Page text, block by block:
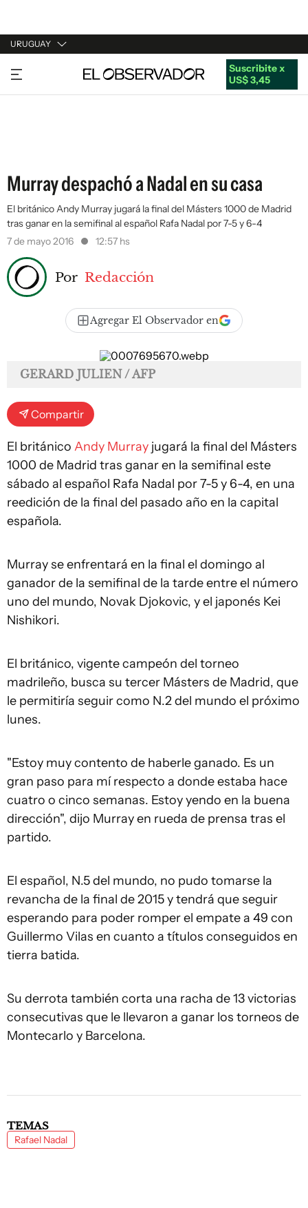
URUGUAY
URUGUAY
ARGENTINA
Suscribite x
US$ 3,45
Murray despachó a Nadal en su casa
El británico Andy Murray jugará la final del Másters 1000 de Madrid
tras ganar en la semifinal al español Rafa Nadal por 7-5 y 6-4
7 de mayo 2016
12:57 hs
Por Redacción
Agregar El Observador en
GERARD JULIEN / AFP
Compartir
El británico Andy Murray jugará la final del Másters
1000 de Madrid tras ganar en la semifinal este
sábado al español Rafa Nadal por 7-5 y 6-4, en una
reedición de la final del pasado año en la capital
española.
Murray se enfrentará en la final el domingo al
ganador de la semifinal de la tarde entre el número
uno del mundo, Novak Djokovic, y el japonés Kei
Nishikori.
El británico, vigente campeón del torneo
madrileño, busca su tercer Másters de Madrid, que
le permitiría seguir como N.2 del mundo el próximo
lunes.
"Estoy muy contento de haberle ganado. Es un
gran paso para mí respecto a donde estaba hace
cuatro o cinco semanas. Estoy yendo en la buena
dirección", dijo Murray en rueda de prensa tras el
partido.
El español, N.5 del mundo, no pudo tomarse la
revancha de la final de 2015 y tendrá que seguir
esperando para poder romper el empate a 49 con
Guillermo Vilas en cuanto a títulos conseguidos en
tierra batida.
Su derrota también corta una racha de 13 victorias
consecutivas que le llevaron a ganar los torneos de
Montecarlo y Barcelona.
TEMAS
Rafael Nadal